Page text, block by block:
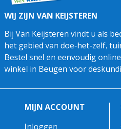
WIJ ZIJN VAN KEIJSTEREN
Bij Van Keijsteren vindt u als
het gebied van doe-het-zelf,
Bestel snel en eenvoudig
winkel in Beugen voor
MIJN ACCOUNT
Inloggen